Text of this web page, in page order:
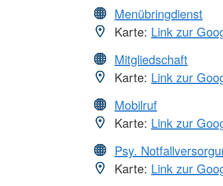
Menübringdienst
Karte: Link zur
Mitgliedschaft
Karte: Link zur
Mobilruf
Karte: Link zur
Psy.
Karte: Link zur